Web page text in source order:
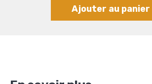
Ajouter au panier